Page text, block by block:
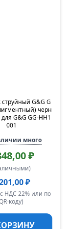
G&G G
черн
G&G GG-HH1
001
много
₽
₽
НДС 22% или по
коду)